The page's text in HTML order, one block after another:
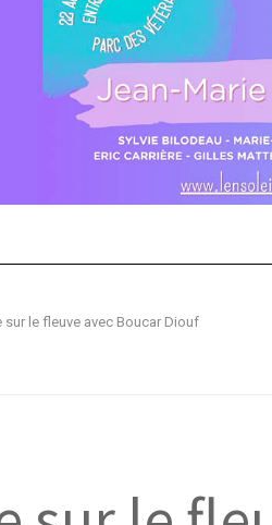
sur le fleuve avec Boucar Diouf